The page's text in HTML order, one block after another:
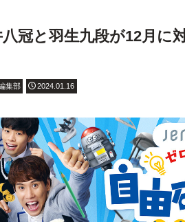
八冠と羽生九段が12月に
集部 2024.01.16